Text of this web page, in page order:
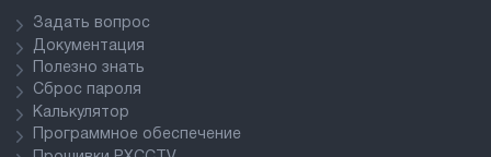
Задать вопрос
Документация
Полезно знать
Сброс пароля
Калькулятор
Программное обеспечение